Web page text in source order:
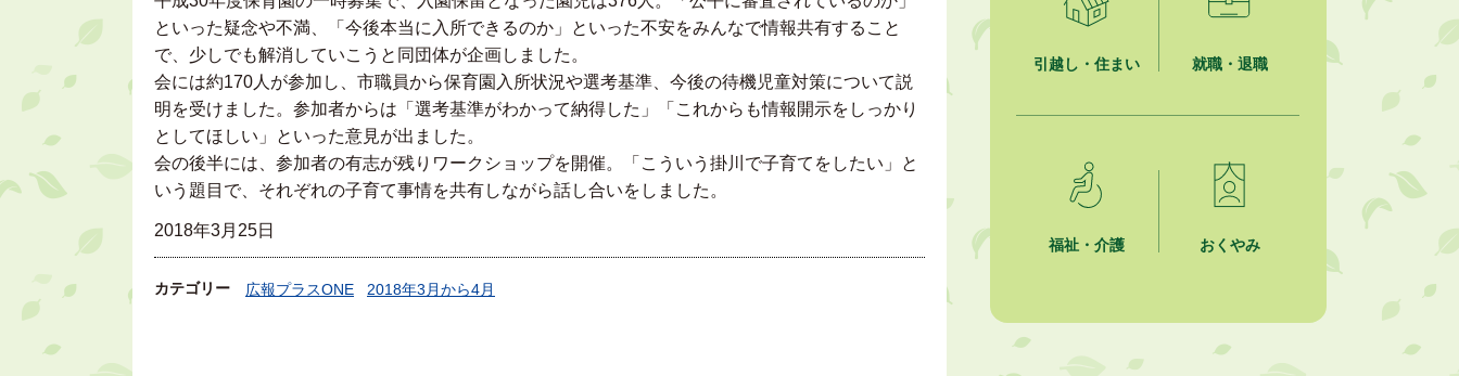
といった疑念や不満、「今後本当に入所できるのか」といった不安をみんなで情報共有すること
で、少しでも解消していこうと同団体が企画しました。
会には約170人が参加し、市職員から保育園入所状況や選考基準、今後の待機児童対策について説
明を受けました。参加者からは「選考基準がわかって納得した」「これからも情報開示をしっかり
としてほしい」といった意見が出ました。
会の後半には、参加者の有志が残りワークショップを開催。「こういう掛川で子育てをしたい」と
いう題目で、それぞれの子育て事情を共有しながら話し合いをしました。
2018年3月25日
カテゴリー 広報プラスONE 2018年3月から4月
【参加者募集】プロ棋士から学ぼ
う！はじめての将棋教室
市民活動カレンダー（リスト形式）
引越し・住まい 就職・退職
福祉・介護 おくやみ